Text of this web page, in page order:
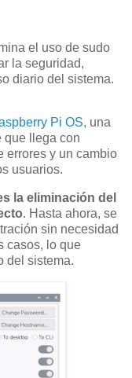
el uso de sudo
la seguridad,
diario del sistema.
Pi OS, una
que llega con
errores y un cambio
usuarios.
la eliminación del
. Hasta ahora, se
sin necesidad
casos, lo que
del sistema.